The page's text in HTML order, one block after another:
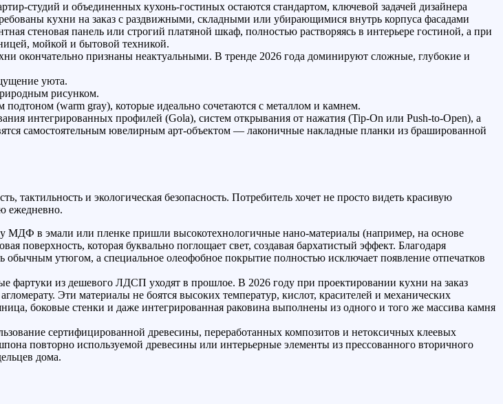
студий и объединенных кухонь-гостиных остаются стандартом, ключевой задачей дизайнера
кухни на заказ с раздвижными, складными или убирающимися внутрь корпуса фасадами
стеновая панель или строгий платяной шкаф, полностью растворяясь в интерьере гостиной, а при
мойкой и бытовой техникой.
окончательно признаны неактуальными. В тренде 2026 года доминируют сложные, глубокие и
уюта.
рисунком.
(warm gray), которые идеально сочетаются с металлом и камнем.
интегрированных профилей (Gola), систем открывания от нажатия (Tip-On или Push-to-Open), а
самостоятельным ювелирным арт-объектом — лаконичные накладные планки из брашированной
тактильность и экологическая безопасность. Потребитель хочет не просто видеть красивую
ежедневно.
МДФ в эмали или пленке пришли высокотехнологичные нано-материалы (например, на основе
поверхность, которая буквально поглощает свет, создавая бархатистый эффект. Благодаря
утюгом, а специальное олеофобное покрытие полностью исключает появление отпечатков
фартуки из дешевого ЛДСП уходят в прошлое. В 2026 году при проектировании кухни на заказ
Эти материалы не боятся высоких температур, кислот, красителей и механических
боковые стенки и даже интегрированная раковина выполнены из одного и того же массива камня
сертифицированной древесины, переработанных композитов и нетоксичных клеевых
повторно используемой древесины или интерьерные элементы из прессованного вторичного
дома.